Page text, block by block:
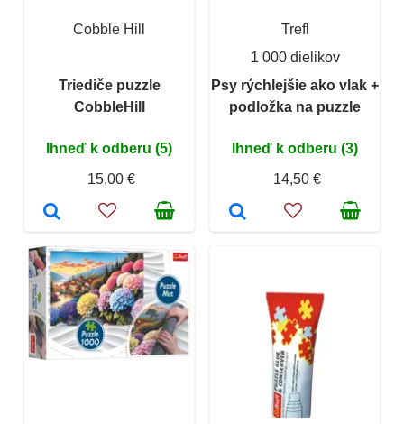
Cobble Hill
Triediče puzzle
CobbleHill
Ihneď k odberu (5)
15,00 €
Trefl
1 000 dielikov
Psy rýchlejšie ako vlak +
podložka na puzzle
Ihneď k odberu (3)
14,50 €